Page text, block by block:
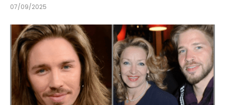
07/09/2025